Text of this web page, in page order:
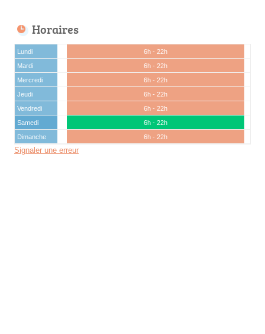
Horaires
Lundi
6h - 22h
Mardi
6h - 22h
Mercredi
6h - 22h
Jeudi
6h - 22h
Vendredi
6h - 22h
Samedi
6h - 22h
Dimanche
6h - 22h
Signaler une erreur